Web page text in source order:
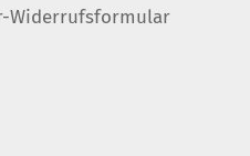
Widerrufsformular